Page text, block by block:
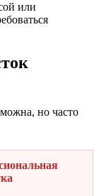
или
но часто